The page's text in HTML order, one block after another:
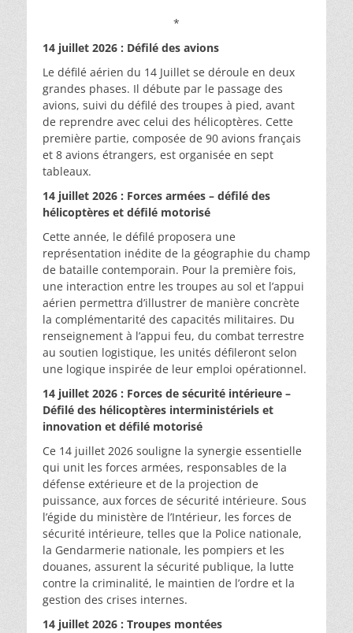
*
14 juillet 2026 : Défilé des avions
Le défilé aérien du 14 Juillet se déroule en deux
grandes phases. Il débute par le passage des
avions, suivi du défilé des troupes à pied, avant
de reprendre avec celui des hélicoptères. Cette
première partie, composée de 90 avions français
et 8 avions étrangers, est organisée en sept
tableaux.
14 juillet 2026 : Forces armées – défilé des
hélicoptères et défilé motorisé
Cette année, le défilé proposera une
représentation inédite de la géographie du champ
de bataille contemporain. Pour la première fois,
une interaction entre les troupes au sol et l’appui
aérien permettra d’illustrer de manière concrète
la complémentarité des capacités militaires. Du
renseignement à l’appui feu, du combat terrestre
au soutien logistique, les unités défileront selon
une logique inspirée de leur emploi opérationnel.
14 juillet 2026 : Forces de sécurité intérieure –
Défilé des hélicoptères interministériels et
innovation et défilé motorisé
Ce 14 juillet 2026 souligne la synergie essentielle
qui unit les forces armées, responsables de la
défense extérieure et de la projection de
puissance, aux forces de sécurité intérieure. Sous
l’égide du ministère de l’Intérieur, les forces de
sécurité intérieure, telles que la Police nationale,
la Gendarmerie nationale, les pompiers et les
douanes, assurent la sécurité publique, la lutte
contre la criminalité, le maintien de l’ordre et la
gestion des crises internes.
14 juillet 2026 : Troupes montées